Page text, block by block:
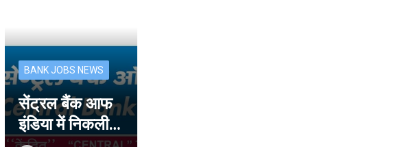
BANK JOBS NEWS
सेंट्रल बैंक आफ
इंडिया में निकली…